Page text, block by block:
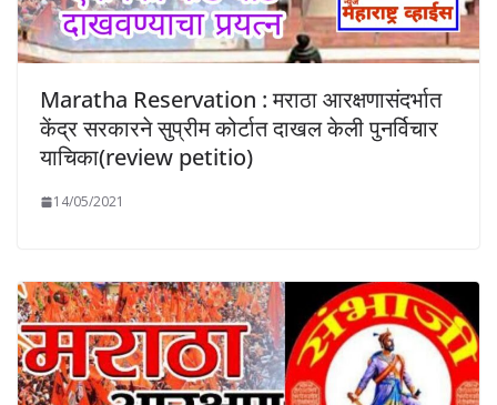
Maratha Reservation : मराठा आरक्षणासंदर्भात
केंद्र सरकारने सुप्रीम कोर्टात दाखल केली पुनर्विचार
याचिका(review petitio)
14/05/2021